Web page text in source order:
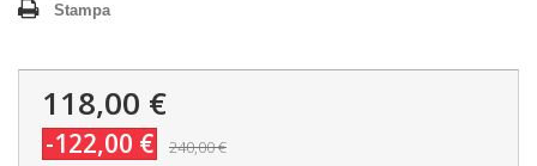
Stampa
118,00 €
-122,00 € 240,00 €